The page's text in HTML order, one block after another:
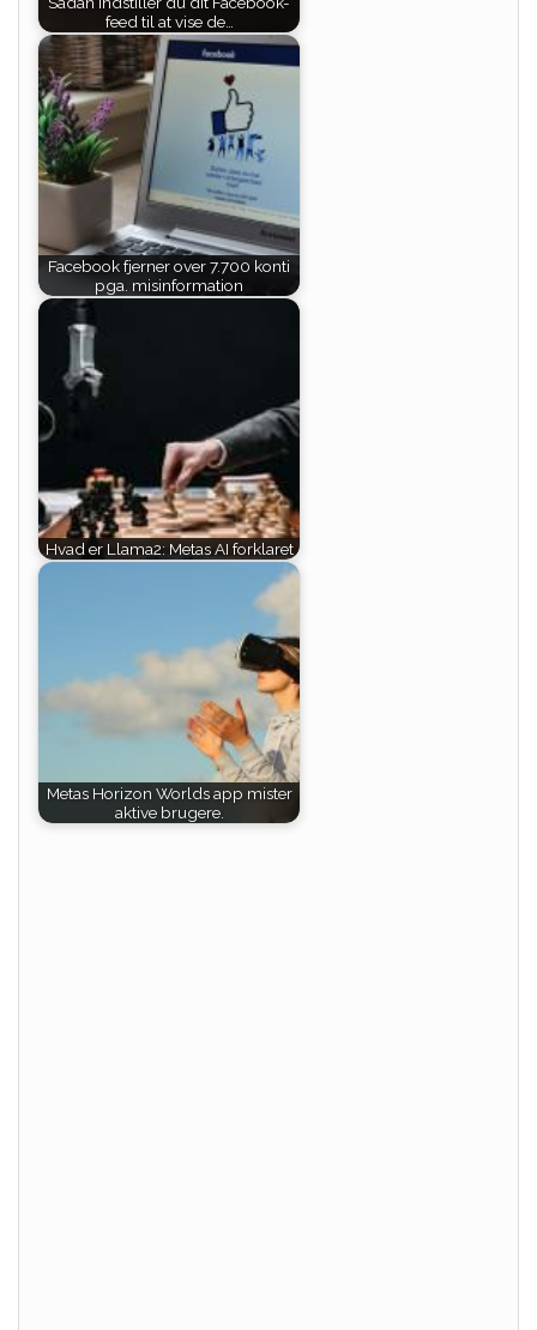
feed til at vise de…
Facebook fjerner over 7.700 konti
pga. misinformation
Hvad er Llama2: Metas AI forklaret
Metas Horizon Worlds app mister
aktive brugere.